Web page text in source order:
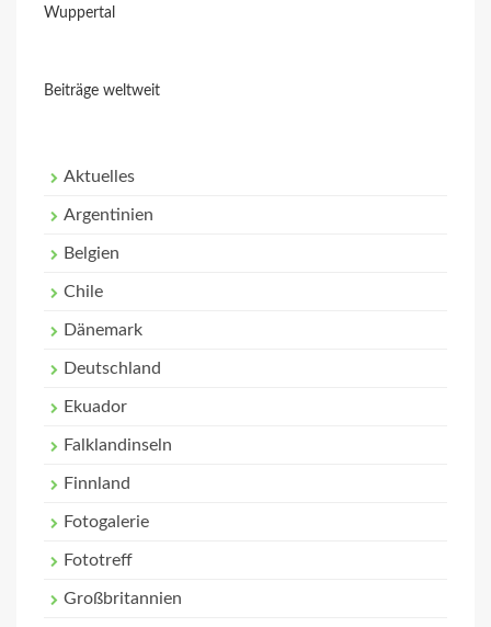
Wuppertal
Beiträge weltweit
Aktuelles
Argentinien
Belgien
Chile
Dänemark
Deutschland
Ekuador
Falklandinseln
Finnland
Fotogalerie
Fototreff
Großbritannien